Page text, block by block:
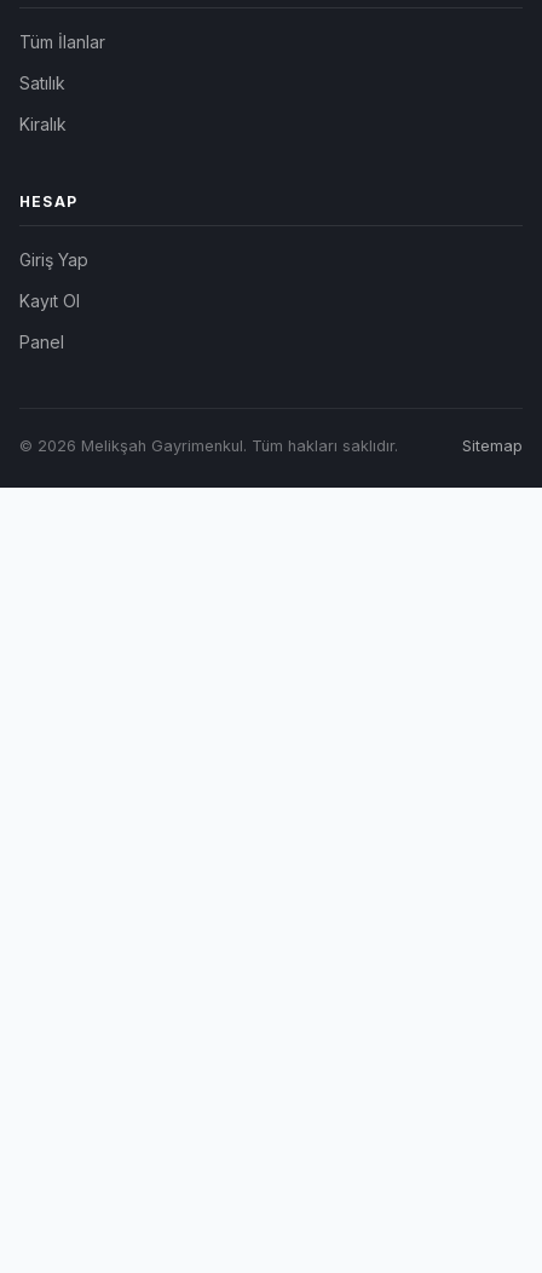
Tüm İlanlar
Satılık
Kiralık
HESAP
Giriş Yap
Kayıt Ol
Panel
© 2026 Melikşah Gayrimenkul. Tüm hakları saklıdır. Sitemap